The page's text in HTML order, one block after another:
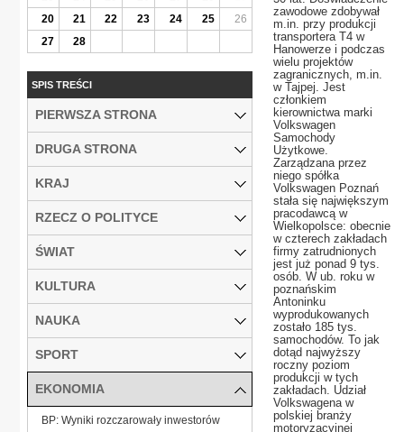
zawodowe zdobywał
m.in. przy produkcji
transportera T4 w
Hanowerze i podczas
wielu projektów
zagranicznych, m.in.
w Tajpej. Jest
członkiem
kierownictwa marki
Volkswagen
Samochody
Użytkowe.
Zarządzana przez
niego spółka
Volkswagen Poznań
stała się największym
pracodawcą w
Wielkopolsce: obecnie
w czterech zakładach
firmy zatrudnionych
jest już ponad 9 tys.
osób. W ub. roku w
poznańskim
Antoninku
wyprodukowanych
zostało 185 tys.
samochodów. To jak
dotąd najwyższy
roczny poziom
produkcji w tych
zakładach. Udział
Volkswagena w
polskiej branży
motoryzacyjnej
20
21 22 23 24 25
26
27
28
SPIS TREŚCI
PIERWSZA STRONA
DRUGA STRONA
KRAJ
RZECZ O POLITYCE
ŚWIAT
KULTURA
NAUKA
SPORT
EKONOMIA
BP: Wyniki rozczarowały inwestorów